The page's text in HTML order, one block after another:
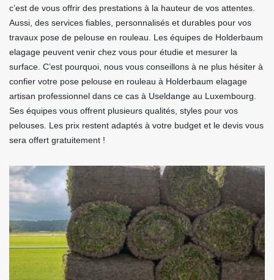
c’est de vous offrir des prestations à la hauteur de vos attentes.
Aussi, des services fiables, personnalisés et durables pour vos
travaux pose de pelouse en rouleau. Les équipes de Holderbaum
elagage peuvent venir chez vous pour étudie et mesurer la
surface. C’est pourquoi, nous vous conseillons à ne plus hésiter à
confier votre pose pelouse en rouleau à Holderbaum elagage
artisan professionnel dans ce cas à Useldange au Luxembourg.
Ses équipes vous offrent plusieurs qualités, styles pour vos
pelouses. Les prix restent adaptés à votre budget et le devis vous
sera offert gratuitement !